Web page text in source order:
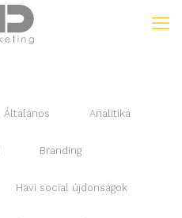
Általános Analitika
Branding
Havi social újdonságok